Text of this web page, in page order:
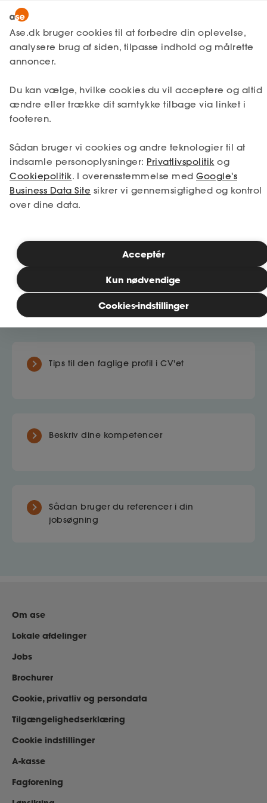
Ase Selvstændig
Lønmodtager
Fagforening
Lønsikring
Få svar
Medlemsfordele
Selvstændig
Inspiration
Bliv medlem
Ase Selvstændig
Lønmodtager Få svar Jobsøgning
Skriv et skarpt CV
CV er vigtigt for at komme til jobsamtale.
Det handler i bund og grund om, at du skal
sælge dig selv på få minutter. De fleste
arbejdsgivere kigger i første omgang på
CV’et og frasorterer allerede her de
Sådan opbygger du et godt CV
Tips til den faglige profil i CV'et
Beskriv dine kompetencer
Sådan bruger du referencer i din
jobsøgning
Om ase
Lokale afdelinger
Jobs
Brochurer
Cookie, privatliv og persondata
Tilgængelighedserklæring
Cookie indstillinger
A-kasse
Fagforening
Ase.dk bruger cookies til at forbedre din oplevelse,
analysere brug af siden, tilpasse indhold og målrette
annoncer.
Du kan vælge, hvilke cookies du vil acceptere og altid
ændre eller trække dit samtykke tilbage via linket i
footeren.
Sådan bruger vi cookies og andre teknologier til at
indsamle personoplysninger: Privatlivspolitik og
Cookiepolitik. I overensstemmelse med Google's
Business Data Site sikrer vi gennemsigtighed og kontrol
over dine data.
Cookies-indstillinger
Kun nødvendige
Acceptér